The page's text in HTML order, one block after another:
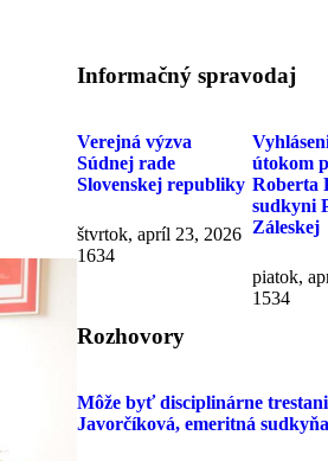
Informačný spravodaj
Verejná výzva
Súdnej rade
Slovenskej republiky
štvrtok, apríl 23, 2026
1634
útokom
Roberta
sudkyni
Záleskej
piatok,
1534
Rozhovory
Môže byť disciplinárne
Javorčíková, emeritná sudkyňa